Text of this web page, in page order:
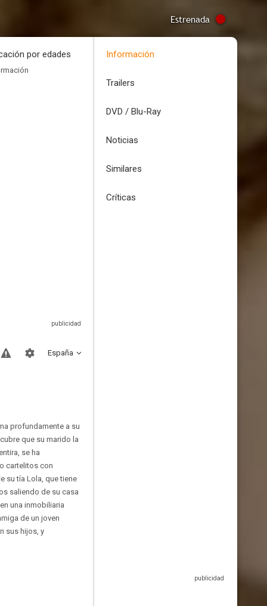
Estrenada
por edades
España
profundamente a su
que su marido la
se ha
cartelitos con
su tía Lola, que tiene
saliendo de su casa
una inmobiliaria
de un joven
sus hijos, y
Información
Trailers
DVD / Blu-Ray
Noticias
Similares
Críticas